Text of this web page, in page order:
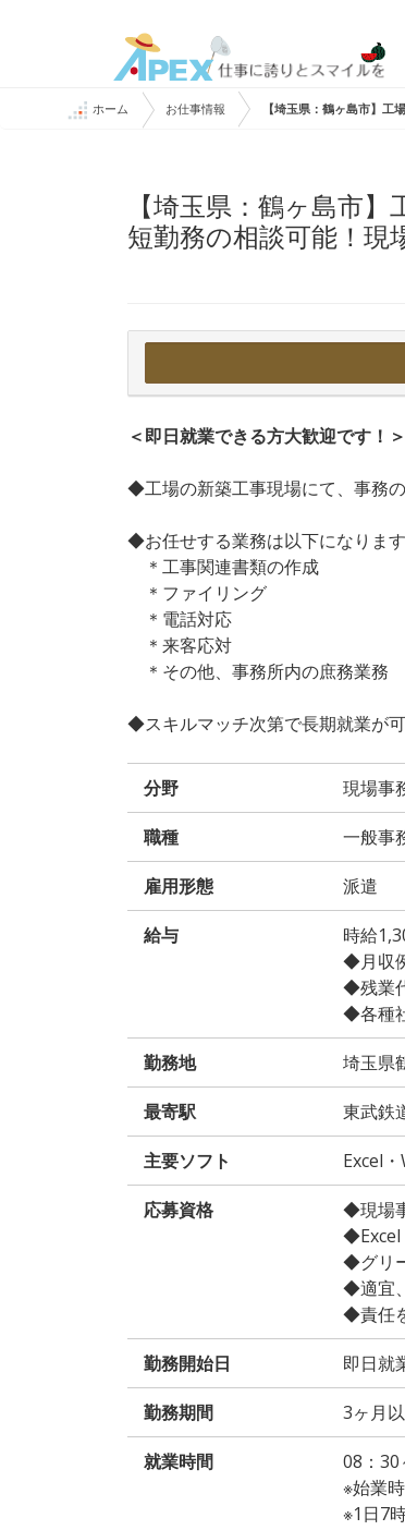
ホーム お仕事情報 【埼玉県：鶴ヶ島市】工
【埼玉県：鶴ヶ島市
短勤務の相談可能！現
＜即日就業できる方大歓迎です！＞
◆工場の新築工事現場にて、事務
◆お任せする業務は以下になります
＊工事関連書類の作成
＊ファイリング
＊電話対応
＊来客応対
＊その他、事務所内の庶務業務
◆スキルマッチ次第で長期就業が可
分野 現場事
職種 一般事
雇用形態 派遣
給与
時給
◆月収
◆残業
◆各種
勤務地 埼玉県
最寄駅 東武鉄
主要ソフト Excel
応募資格
◆現場
◆Excel
◆グリ
◆適宜
◆責任
勤務開始日 即日就
勤務期間 3ヶ月
就業時間
08：30
※始業
※1日7